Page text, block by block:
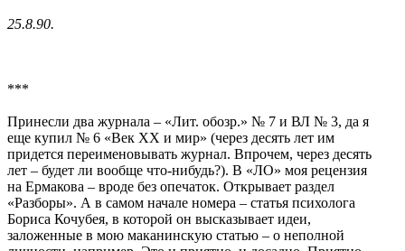
25.8.90.
***
Принесли два журнала – «Лит. обозр.» № 7 и ВЛ № 3, да я
еще купил № 6 «Век ХХ и мир» (через десять лет им
придется переименовывать журнал. Впрочем, через десять
лет – будет ли вообще что-нибудь?). В «ЛО» моя рецензия
на Ермакова – вроде без опечаток. Открывает раздел
«Разборы». А в самом начале номера – статья психолога
Бориса Кочубея, в которой он высказывает идеи,
заложенные в мою маканинскую статью – о неполной